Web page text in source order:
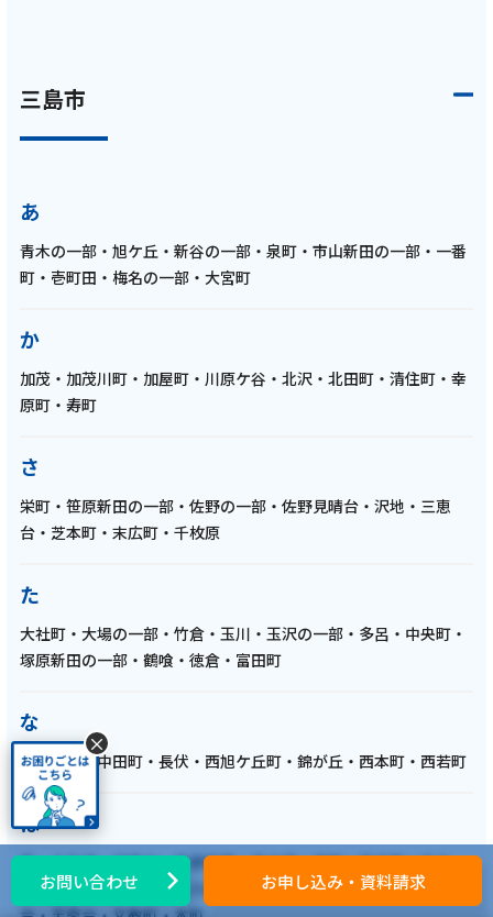
【ケーブルテレビ・東レアローズ】2025年4
コチャン】
【ケーブルテレビ・東レアローズ】2025年3
月放送回 選手紹介＆座談会パート1 西本圭吾
選手・藤中優斗選手・中村竜輔選手が出演
記事を読む
2025年2月 1話
【ケーブルテレビ・東レアローズ】2025年2
月放送回 チーム紹介・選手紹介・阿部監督イ
ンタビュー【ARROWS TIME 第1話 トコチャ
三島市
あ
青木の一部・旭ケ丘・新谷の一部・泉町・市山新田の一部・一番
町・壱町田・梅名の一部・大宮町
か
加茂・加茂川町・加屋町・川原ケ谷・北沢・北田町・清住町・幸
原町・寿町
さ
栄町・笹原新田の一部・佐野の一部・佐野見晴台・沢地・三恵
台・芝本町・末広町・千枚原
た
大社町・大場の一部・竹倉・玉川・玉沢の一部・多呂・中央町・
塚原新田の一部・鶴喰・徳倉・富田町
な
中・中島・中田町・長伏・西旭ケ丘町・錦が丘・西本町・西若町
は
萩・八反畑・初音台・東壱町田・東大場・東町・東本町・光ケ
丘・日の出町・平田・広小路町・藤代町・富士ビレッジ・富士見
お問い合わせ お申し込み・資料請求
×